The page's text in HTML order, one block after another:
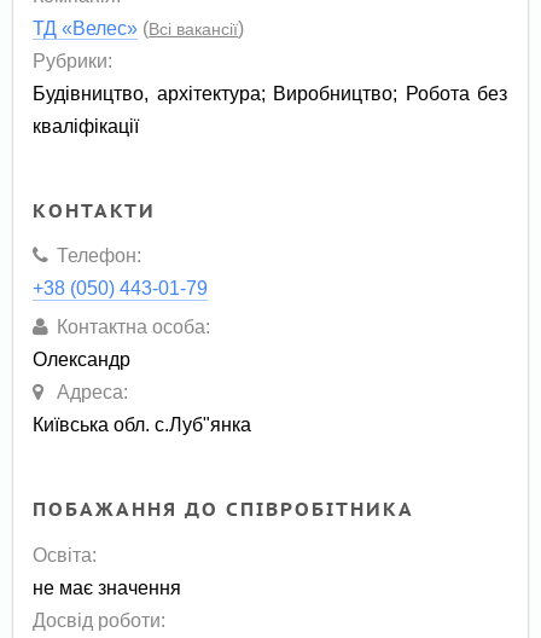
ТД «Велес» (Всі вакансії)
Рубрики:
Будівництво, архітектура; Виробництво; Робота без
кваліфікації
КОНТАКТИ
Телефон:
+38 (050) 443-01-79
Контактна особа:
Олександр
Адреса:
Київська обл. с.Луб"янка
ПОБАЖАННЯ ДО СПІВРОБІТНИКА
Освіта:
не має значення
Досвід роботи: